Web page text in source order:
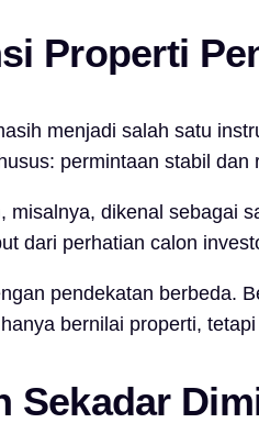
Properti
menjadi salah satu
permintaan stabil dan
dikenal sebagai
dari perhatian calon
pendekatan berbeda.
bernilai properti,
Sekadar